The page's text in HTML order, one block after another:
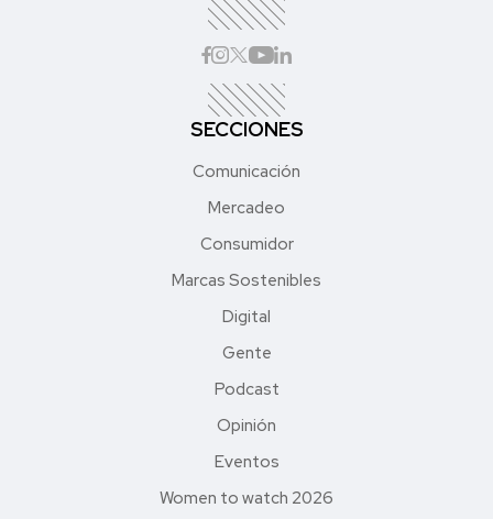
SECCIONES
Comunicación
Mercadeo
Consumidor
Marcas Sostenibles
Digital
Gente
Podcast
Opinión
Eventos
Women to watch 2026